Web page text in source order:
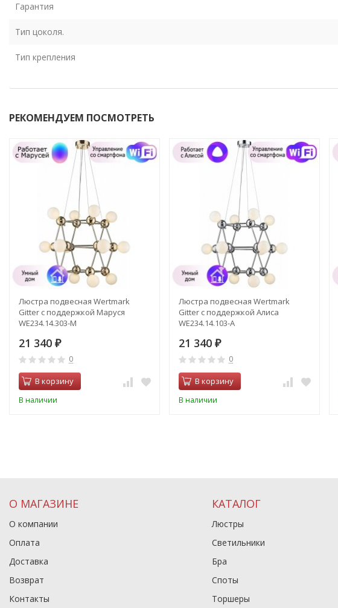
Гарантия
Тип цоколя.
Тип крепления
РЕКОМЕНДУЕМ ПОСМОТРЕТЬ
Люстра подвесная Wertmark
Gitter с поддержкой Маруся
WE234.14.303-М
21 340 ₽
0
В корзину
В наличии
Люстра подвесная Wertmark
Gitter с поддержкой Алиса
WE234.14.103-A
21 340 ₽
0
В корзину
В наличии
О МАГАЗИНЕ
О компании
Оплата
Доставка
Возврат
Контакты
КАТАЛОГ
Люстры
Светильники
Бра
Споты
Торшеры